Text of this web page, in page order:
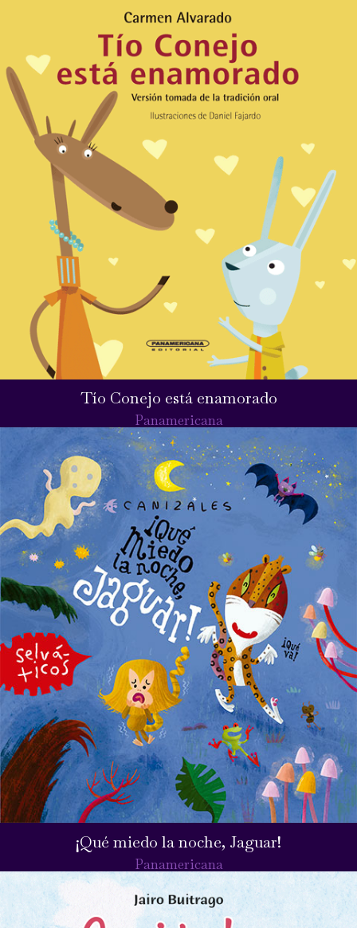
Tío Conejo está enamorado
Panamericana
¡Qué miedo la noche, Jaguar!
Panamericana